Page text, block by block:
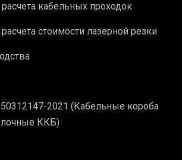
расчета кабельных проходок
стоимости лазерной резки
2021 (Кабельные короба
ККБ)